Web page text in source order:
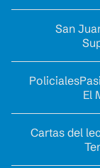
San
Policiales
El
Cartas del